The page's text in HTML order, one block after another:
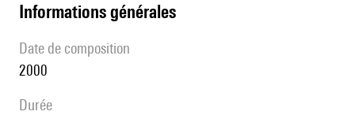
informations générales
date de composition
2000
durée